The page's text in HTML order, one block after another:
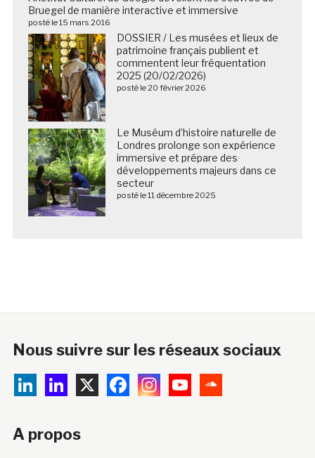
Bruegel de manière interactive et immersive
posté le 15 mars 2016
DOSSIER / Les musées et lieux de
patrimoine français publient et
commentent leur fréquentation
2025 (20/02/2026)
posté le 20 février 2026
Le Muséum d’histoire naturelle de
Londres prolonge son expérience
immersive et prépare des
développements majeurs dans ce
secteur
posté le 11 décembre 2025
Nous suivre sur les réseaux sociaux
A propos